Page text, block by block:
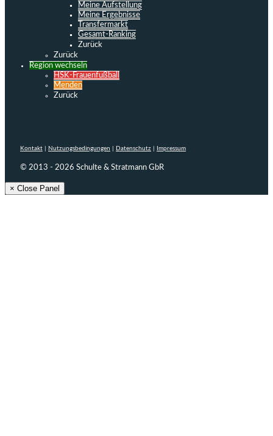
Meine Aufstellung
Meine Ergebnisse
Transfermarkt
Gesamt-Ranking
Zurück
Zurück
Region wechseln
HSK-Frauenfußball
Menden
Zurück
Kontakt Nutzungsbedingungen Datenschutz Impressum
© 2013 - 2026 Schulte & Stratmann GbR
× Close Panel